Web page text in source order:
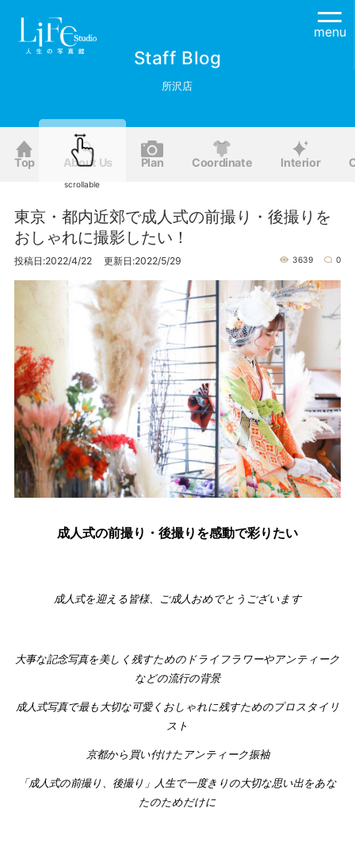
menu
Staff Blog
所沢店
Top About Us Plan Coordinate Interior
東京・都内近郊で成人式の前撮り・後撮りを
おしゃれに撮影したい！
投稿日:2022/4/22 更新日:2022/5/29 3639 0
成人式の前撮り・後撮りを感動で彩りたい
成人式を迎える皆様、ご成人おめでとうございます
大事な記念写真を美しく残すためのドライフラワーやアンティーク
などの流行の背景
成人式写真で最も大切な可愛くおしゃれに残すためのプロスタイリ
スト
京都から買い付けたアンティーク振袖
「成人式の前撮り、後撮り」人生で一度きりの大切な思い出をあな
たのためだけに